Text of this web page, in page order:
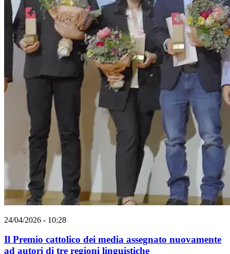
24/04/2026 - 10:28
Il Premio cattolico dei media assegnato nuovamente
ad autori di tre regioni linguistiche